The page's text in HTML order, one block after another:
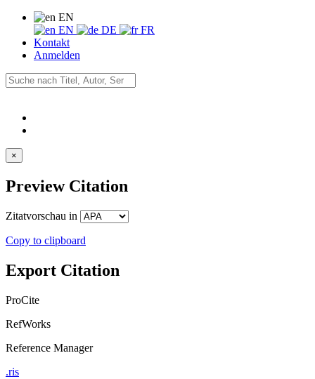
EN
EN
DE
FR
Kontakt
Anmelden
×
Preview Citation
Zitatvorschau in
Copy to clipboard
Export Citation
ProCite
RefWorks
Reference Manager
.ris